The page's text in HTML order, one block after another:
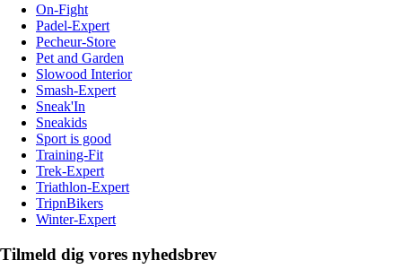
On-Fight
Padel-Expert
Pecheur-Store
Pet and Garden
Slowood Interior
Smash-Expert
Sneak'In
Sneakids
Sport is good
Training-Fit
Trek-Expert
Triathlon-Expert
TripnBikers
Winter-Expert
Tilmeld dig vores nyhedsbrev